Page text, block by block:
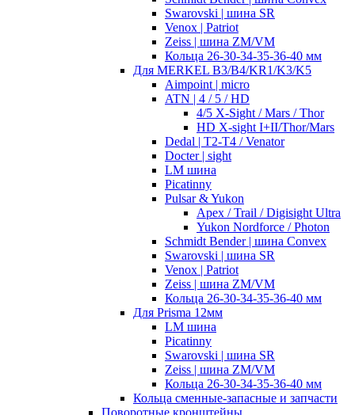
Swarovski | шина SR
Venox | Patriot
Zeiss | шина ZM/VM
Кольца 26-30-34-35-36-40 мм
Для MERKEL B3/B4/KR1/K3/K5
Aimpoint | micro
ATN | 4 / 5 / HD
4/5 X-Sight / Mars / Thor
HD X-sight I+II/Thor/Mars
Dedal | T2-T4 / Venator
Docter | sight
LM шина
Picatinny
Pulsar & Yukon
Apex / Trail / Digisight Ultra
Yukon Nordforce / Photon
Schmidt Bender | шина Convex
Swarovski | шина SR
Venox | Patriot
Zeiss | шина ZM/VM
Кольца 26-30-34-35-36-40 мм
Для Prisma 12мм
LM шина
Picatinny
Swarovski | шина SR
Zeiss | шина ZM/VM
Кольца 26-30-34-35-36-40 мм
Кольца сменные-запасные и запчасти
Поворотные кронштейны